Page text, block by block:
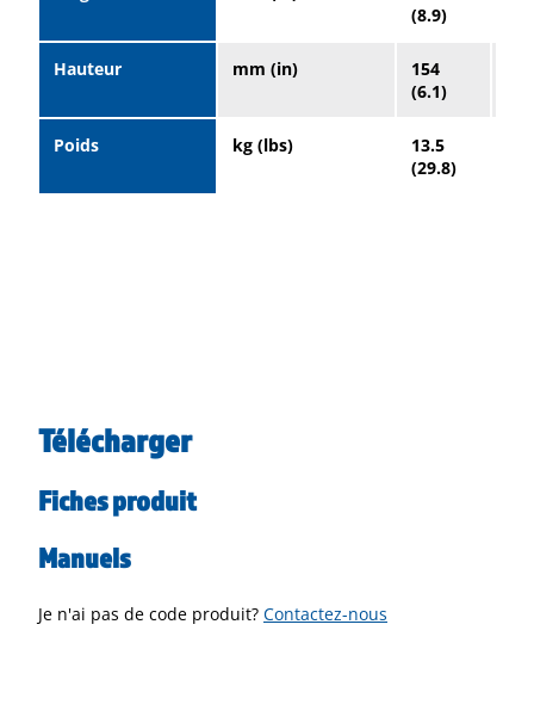
(8.9)
Hauteur mm (in)
154
(6.1)
Poids kg (lbs)
13.5
(29.8)
Télécharger
Fiches produit
Manuels
Je n'ai pas de code produit? Contactez-nous